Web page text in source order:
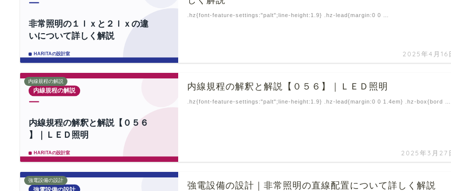
2025年4月16
.hz{font-feature-settings:"palt";line-height:1.9} .hz-lead{margin:0 0 …
内線規程の解説
内線規程の解釈と解説【０５６】｜ＬＥＤ照明
2025年3月27
.hz{font-feature-settings:"palt";line-height:1.9} .hz-lead{margin:0 0 1.4em} .hz-box{bord …
強電設備の設計
強電設備の設計｜非常照明の直線配置について詳しく解説